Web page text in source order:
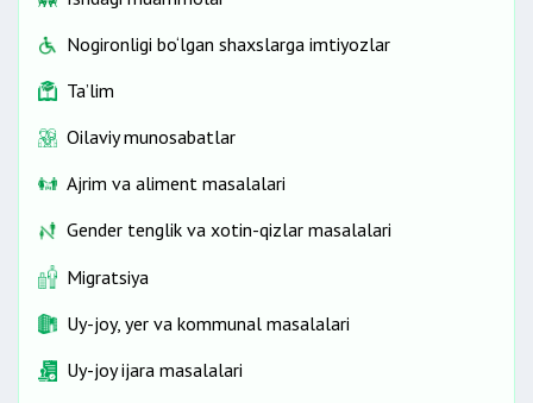
Nogironligi bo‘lgan shaxslarga imtiyozlar
Ta’lim
Oilaviy munosabatlar
Ajrim va aliment masalalari
Gender tenglik va xotin-qizlar masalalari
Migratsiya
Uy-joy, yer va kommunal masalalari
Uy-joy ijara masalalari